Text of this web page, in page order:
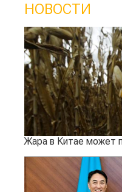
НОВОСТИ
Жара в Китае может